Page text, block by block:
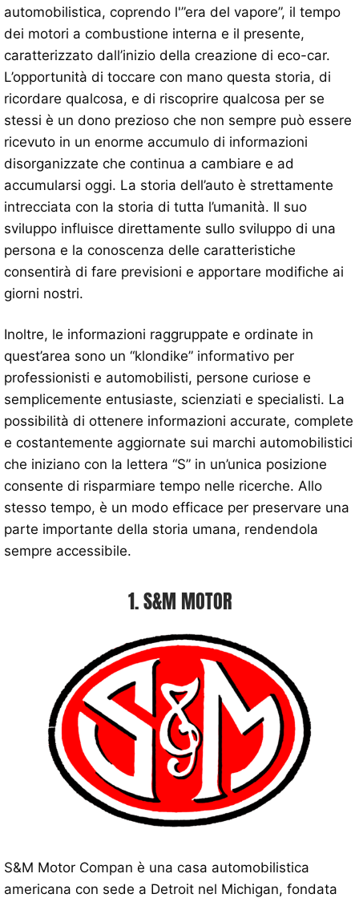
automobilistica, coprendo l'”era del vapore”, il tempo
dei motori a combustione interna e il presente,
caratterizzato dall’inizio della creazione di eco-car.
L’opportunità di toccare con mano questa storia, di
ricordare qualcosa, e di riscoprire qualcosa per se
stessi è un dono prezioso che non sempre può essere
ricevuto in un enorme accumulo di informazioni
disorganizzate che continua a cambiare e ad
accumularsi oggi. La storia dell’auto è strettamente
intrecciata con la storia di tutta l’umanità. Il suo
sviluppo influisce direttamente sullo sviluppo di una
persona e la conoscenza delle caratteristiche
consentirà di fare previsioni e apportare modifiche ai
giorni nostri.
Inoltre, le informazioni raggruppate e ordinate in
quest’area sono un “klondike” informativo per
professionisti e automobilisti, persone curiose e
semplicemente entusiaste, scienziati e specialisti. La
possibilità di ottenere informazioni accurate, complete
e costantemente aggiornate sui marchi automobilistici
che iniziano con la lettera “S” in un’unica posizione
consente di risparmiare tempo nelle ricerche. Allo
stesso tempo, è un modo efficace per preservare una
parte importante della storia umana, rendendola
sempre accessibile.
1. S&M MOTOR
S&M Motor Compan è una casa automobilistica
americana con sede a Detroit nel Michigan, fondata